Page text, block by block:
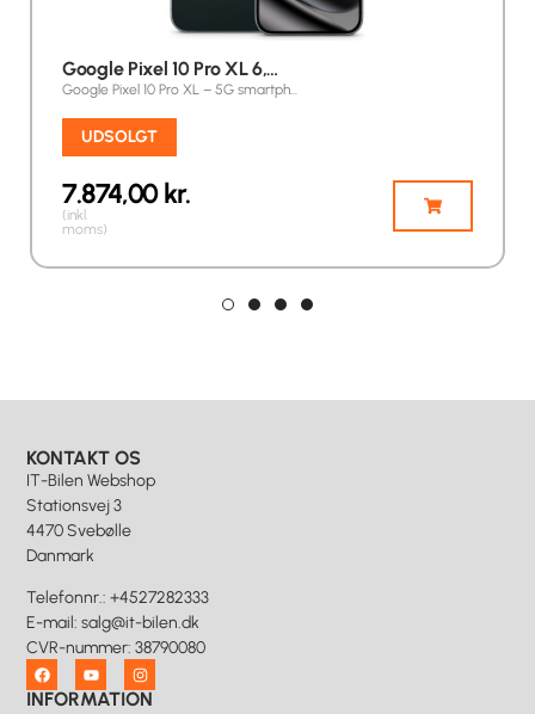
Google Pixel 10 Pro XL 6,…
Google Pixel 10 Pro XL – 5G smartph…
UDSOLGT
7.874,00kr.
(inkl.
moms)
KONTAKT OS
IT-Bilen Webshop
Stationsvej 3
4470 Svebølle
Danmark
Telefonnr.: +4527282333
E-mail:salg@it-bilen.dk
CVR-nummer: 38790080
INFORMATION